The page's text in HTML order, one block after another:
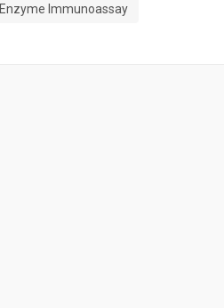
Enzyme Immunoassay